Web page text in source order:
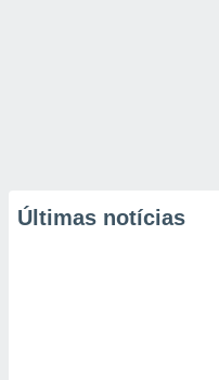
Últimas notícias